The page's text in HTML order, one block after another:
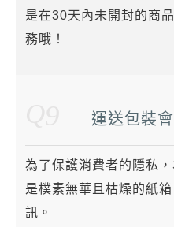
是在30天內未開封的商
務哦！
運送包裝
為了保護消費者的隱私
是樸素無華且枯燥的紙
訊。